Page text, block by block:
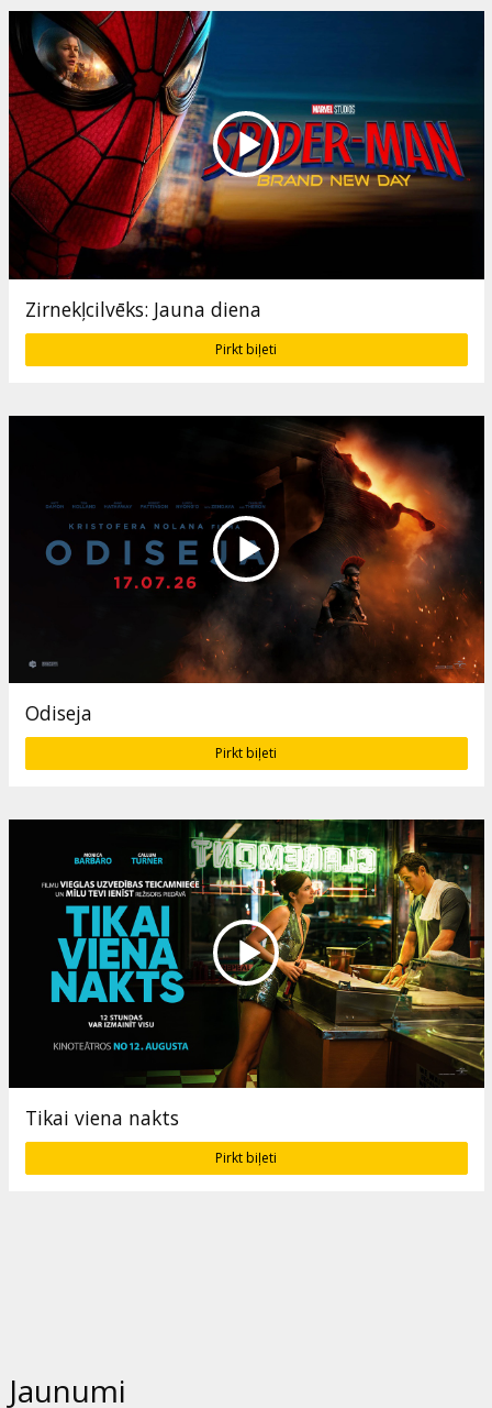
Zirnekļcilvēks: Jauna diena
Pirkt biļeti
Odiseja
Pirkt biļeti
Tikai viena nakts
Pirkt biļeti
Jaunumi